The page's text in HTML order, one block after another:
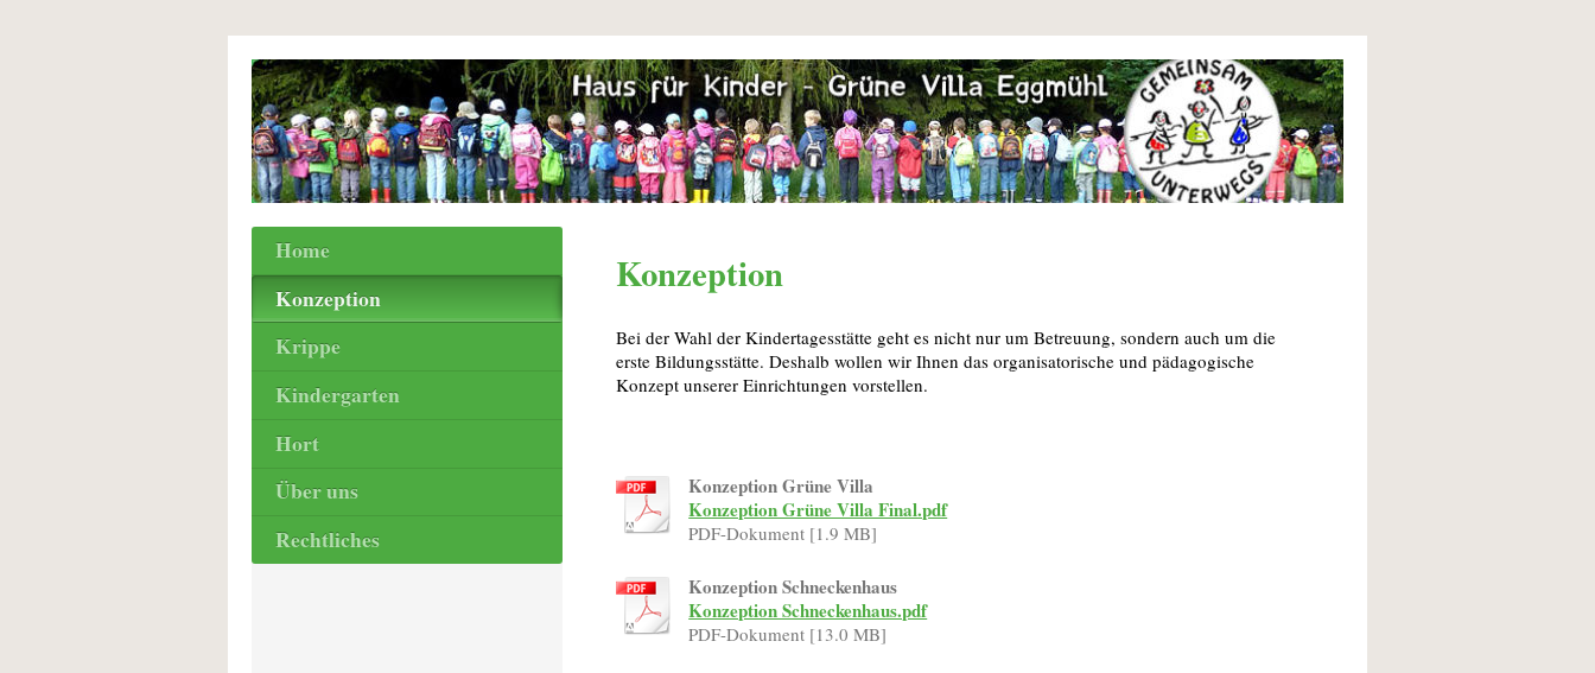
Konzeption
Bei der Wahl der Kindertagesstätte geht es nicht nur um Betreuung, sondern auch um die
erste Bildungsstätte. Deshalb wollen wir Ihnen das organisatorische und pädagogische
Konzept unserer Einrichtungen vorstellen.
Konzeption Grüne Villa
Konzeption Grüne Villa Final.pdf
PDF-Dokument [1.9 MB]
Konzeption Schneckenhaus
Konzeption Schneckenhaus.pdf
PDF-Dokument [13.0 MB]
Home
Konzeption
Krippe
Kindergarten
Hort
Über uns
Rechtliches